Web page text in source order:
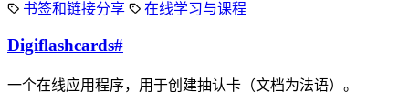
书签和链接分享 在线学习与课程
Digiflashcards#
一个在线应用程序，用于创建抽认卡（文档为法语）。